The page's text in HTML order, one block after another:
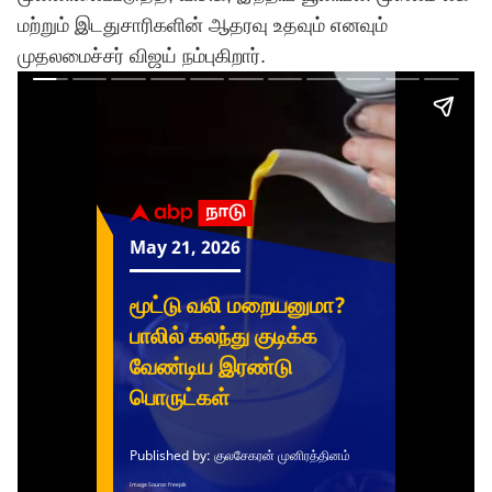
மற்றும் இடதுசாரிகளின் ஆதரவு உதவும் எனவும்
முதலமைச்சர் விஜய் நம்புகிறார்.